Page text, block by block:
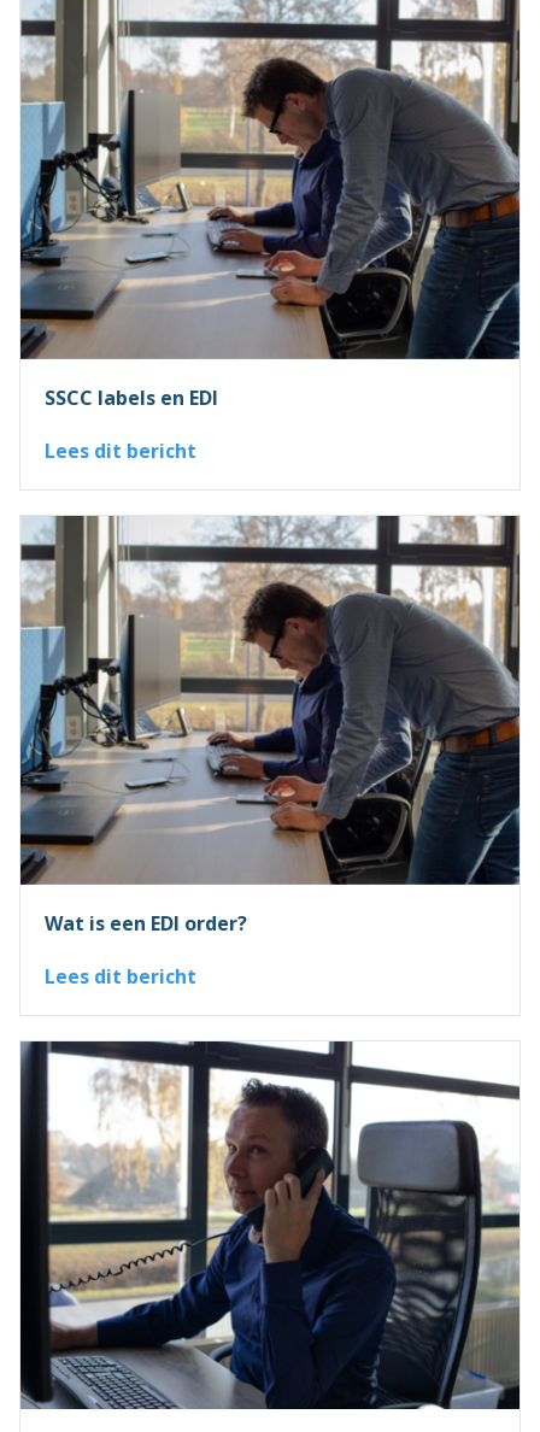
SSCC labels en EDI
Lees dit bericht
Wat is een EDI order?
Lees dit bericht